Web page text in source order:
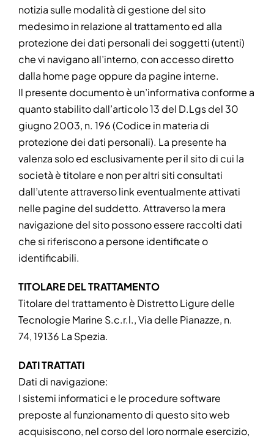
notizia sulle modalità di gestione del sito
medesimo in relazione al trattamento ed alla
protezione dei dati personali dei soggetti (utenti)
che vi navigano all’interno, con accesso diretto
dalla home page oppure da pagine interne.
Il presente documento è un’informativa conforme a
quanto stabilito dall’articolo 13 del D.Lgs del 30
giugno 2003, n. 196 (Codice in materia di
protezione dei dati personali). La presente ha
valenza solo ed esclusivamente per il sito di cui la
società è titolare e non per altri siti consultati
dall’utente attraverso link eventualmente attivati
nelle pagine del suddetto. Attraverso la mera
navigazione del sito possono essere raccolti dati
che si riferiscono a persone identificate o
identificabili.
TITOLARE DEL TRATTAMENTO
Titolare del trattamento è Distretto Ligure delle
Tecnologie Marine S.c.r.l., Via delle Pianazze, n.
74, 19136 La Spezia.
DATI TRATTATI
Dati di navigazione:
I sistemi informatici e le procedure software
preposte al funzionamento di questo sito web
acquisiscono, nel corso del loro normale esercizio,